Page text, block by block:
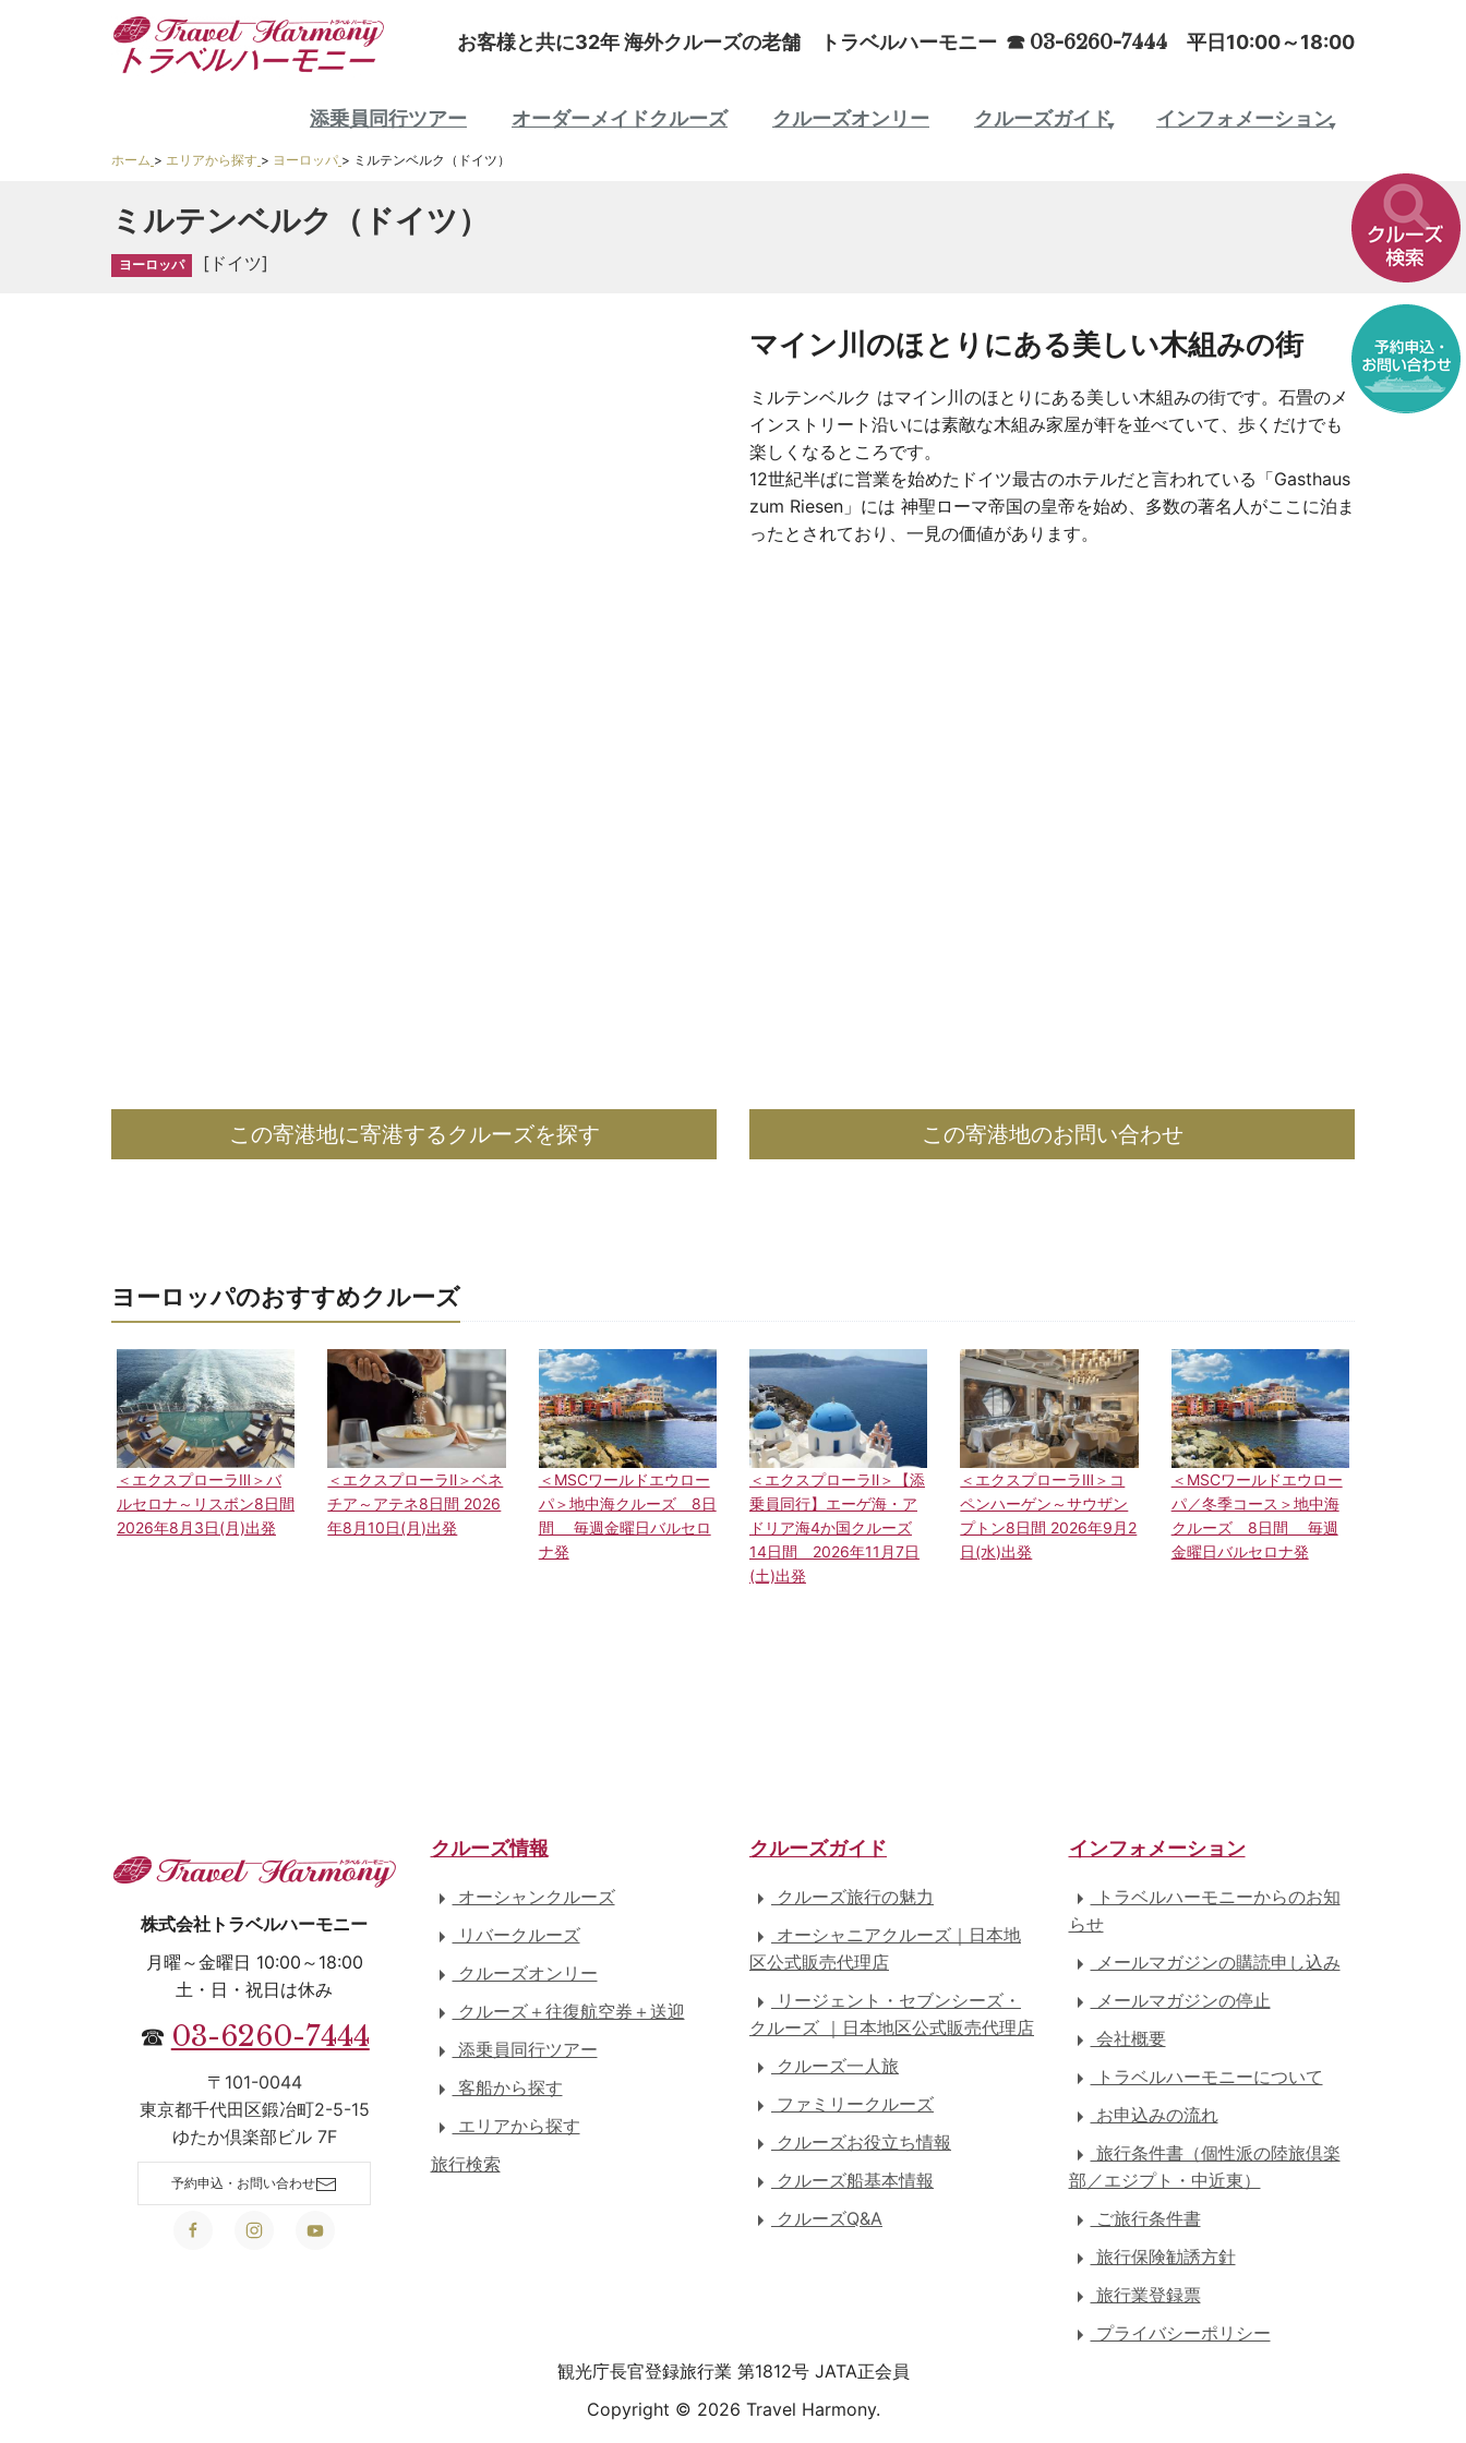
お客様と共に32年 海外クルーズの老舗 トラベルハーモニー ☎ 03-6260-7444 平日10:00～18:00
添乗員同行ツアー オーダーメイドクルーズ クルーズオンリー クルーズガイド インフォメーション
ホーム > エリアから探す > ヨーロッパ > ミルテンベルク（ドイツ）
ミルテンベルク（ドイツ）
ヨーロッパ [ドイツ]
マイン川のほとりにある美しい木組みの街
ミルテンベルク はマイン川のほとりにある美しい木組みの街です。石畳のメ
インストリート沿いには素敵な木組み家屋が軒を並べていて、歩くだけでも
楽しくなるところです。
12世紀半ばに営業を始めたドイツ最古のホテルだと言われている「Gasthaus
zum Riesen」には 神聖ローマ帝国の皇帝を始め、多数の著名人がここに泊ま
ったとされており、一見の価値があります。
この寄港地に寄港するクルーズを探す この寄港地のお問い合わせ
ヨーロッパのおすすめクルーズ
＜エクスプローラⅢ＞バ
ルセロナ～リスボン8日間
2026年8月3日(月)出発
＜エクスプローラⅡ＞ベネ
チア～アテネ8日間 2026
年8月10日(月)出発
＜MSCワールドエウロー
パ＞地中海クルーズ 8日
間 毎週金曜日バルセロ
ナ発
＜エクスプローラⅡ＞【添
乗員同行】エーゲ海・ア
ドリア海4か国クルーズ
14日間 2026年11月7日
(土)出発
＜エクスプローラⅢ＞コ
ペンハーゲン～サウザン
プトン8日間 2026年9月2
日(水)出発
＜MSCワールドエウロー
パ／冬季コース＞地中海
クルーズ 8日間 毎週
金曜日バルセロナ発
株式会社トラベルハーモニー
月曜～金曜日 10:00～18:00
土・日・祝日は休み
☎ 03-6260-7444
〒101-0044
東京都千代田区鍛冶町2-5-15
ゆたか倶楽部ビル 7F
予約申込・お問い合わせ
クルーズ情報
オーシャンクルーズ
リバークルーズ
クルーズオンリー
クルーズ＋往復航空券＋送迎
添乗員同行ツアー
客船から探す
エリアから探す
旅行検索
クルーズガイド
クルーズ旅行の魅力
オーシャニアクルーズ｜日本地
区公式販売代理店
リージェント・セブンシーズ・
クルーズ ｜日本地区公式販売代理店
クルーズ一人旅
ファミリークルーズ
クルーズお役立ち情報
クルーズ船基本情報
クルーズQ&A
インフォメーション
トラベルハーモニーからのお知
らせ
メールマガジンの購読申し込み
メールマガジンの停止
会社概要
トラベルハーモニーについて
お申込みの流れ
旅行条件書（個性派の陸旅倶楽
部／エジプト・中近東）
ご旅行条件書
旅行保険勧誘方針
旅行業登録票
プライバシーポリシー
観光庁長官登録旅行業 第1812号 JATA正会員
Copyright © 2026 Travel Harmony.